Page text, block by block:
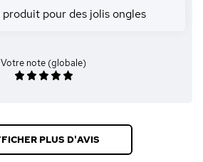
pour des jolis ongles
Votre note (globale)
PLUS D'AVIS